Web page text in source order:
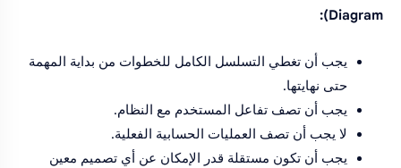
Diagram):
يجب أن تغطي التسلسل الكامل للخطوات من بداية المهمة
حتى نهايتها.
يجب أن تصف تفاعل المستخدم مع النظام.
لا يجب أن تصف العمليات الحسابية الفعلية.
يجب أن تكون مستقلة قدر الإمكان عن أي تصميم معين